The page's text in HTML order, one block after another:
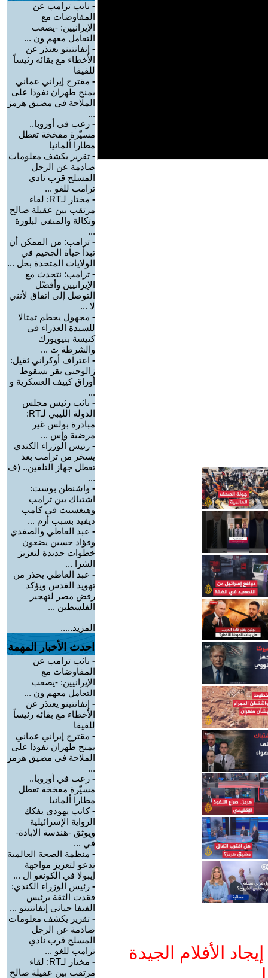
الأفلام الجيدة
- نائب ترامب عن
المفاوضات مع
الإيرانيين: -يصعب
التعامل معهم ون ...
- إنفانتينو يعتذر عن
الأخطاء مع بقائه رئيساً
للفيفا
- مقترح إيراني عماني
يمنح طهران نفوذا على
الملاحة في مضيق هرمز
...
- رعب في أوروبا..
مسيّرة مفخخة تعطل
مطارا ألمانيا
- تقرير يكشف معلومات
صادمة عن الرجل
المسلح قرب نادي
ترامب للغو ...
-
مختار لـRT: لقاء
مرتقب بين عقيلة صالح
وتكالة والمنفي لبلورة
...
- ترامب: من الممكن أن
تبدأ حياة الجحيم في
الولايات المتحدة بحل ...
- ترامب: نتحدث مع
الإيرانيين وأفضّل
التوصل إلى اتفاق لأنني
لا ...
- مجهول يحطم تمثالا
للسيدة العذراء في
كنيسة بنيويورك
والشرطة ت ...
- اعتراف أوكراني ثقيل:
زالوجني يقر بسقوط
أوراق كييف العسكرية و
...
- نائب رئيس مجلس
الدولة الليبي لـRT:
مبادرة بولس غير
مرضية وإس ...
- رئيس الوزراء الكندي
يسخر من ترامب بعد
تعطل جهاز التلقين.. (ف
...
- واشنطن بوست:
اشتباك بين ترامب
وهيغسيث في كامب
ديفيد بسبب أزم ...
- عبد العاطي والصفدي
وفؤاد حسين يضعون
خطوات جديدة لتعزيز
الشرا ...
- عبد العاطي يحذر من
تهويد القدس ويؤكد
رفض مصر لتهجير
الفلسطين ...
المزيد.....
احدث الأخبار المهمة
- نائب ترامب عن
المفاوضات مع
الإيرانيين: -يصعب
التعامل معهم ون ...
- إنفانتينو يعتذر عن
الأخطاء مع بقائه رئيساً
للفيفا
- مقترح إيراني عماني
يمنح طهران نفوذا على
الملاحة في مضيق هرمز
...
- رعب في أوروبا..
مسيّرة مفخخة تعطل
مطارا ألمانيا
-كاتب يهودي يفكك
الرواية الإسرائيلية
ويوثق -هندسة الإبادة-
في ...
- منظمة الصحة العالمية
تدعو لتعزيز مواجهة
إيبولا في الكونغو ال ...
- رئيس الوزراء الكندي:
فقدت الثقة برئيس
الفيفا جياني إنفانتينو ...
- تقرير يكشف معلومات
صادمة عن الرجل
المسلح قرب نادي
ترامب للغو ...
-
مختار لـRT: لقاء
مرتقب بين عقيلة صالح